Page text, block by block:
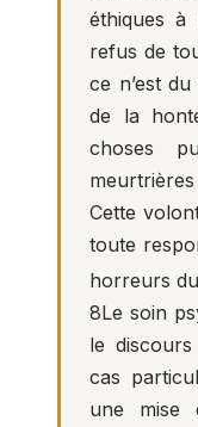
éthiques
refus de
ce n’est
de la
choses
Cette
toute
horreurs
8Le soin
le
cas
une mise